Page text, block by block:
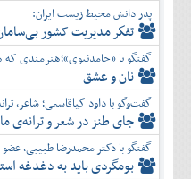
پدر دانش محیط زیست ایران:
تفكر مديريت کشور
گفتگو با «حامدنبوی»؛هنرمندی
نان و عشق
گفت‌وگو با داود کیاقاسمی؛ شاعر،
جای طنز در شعر و ترانه‌ی
گفتگو با دکتر محمدرضا طبیبی،
بومگردی باید به دغدغه